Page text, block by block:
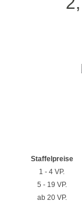
Hellbraun
Rosa
Staffelpreise
1 - 4 VP.
5 - 19 VP.
ab 20 VP.